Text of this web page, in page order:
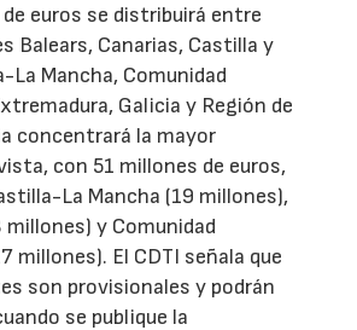
euros se distribuirá entre
Balears, Canarias, Castilla y
La Mancha, Comunidad
Galicia y Región de
concentrará la mayor
con 51 millones de euros,
La Mancha (19 millones),
millones) y Comunidad
millones). El CDTI señala que
son provisionales y podrán
se publique la